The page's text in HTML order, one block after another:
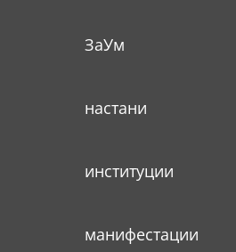
ЗаУм
настани
институции
манифестации